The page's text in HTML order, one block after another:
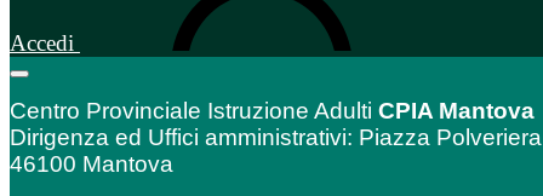
Accedi
Centro Provinciale Istruzione Adulti CPIA Mantova
Dirigenza ed Uffici amministrativi: Piazza
46100 Mantova